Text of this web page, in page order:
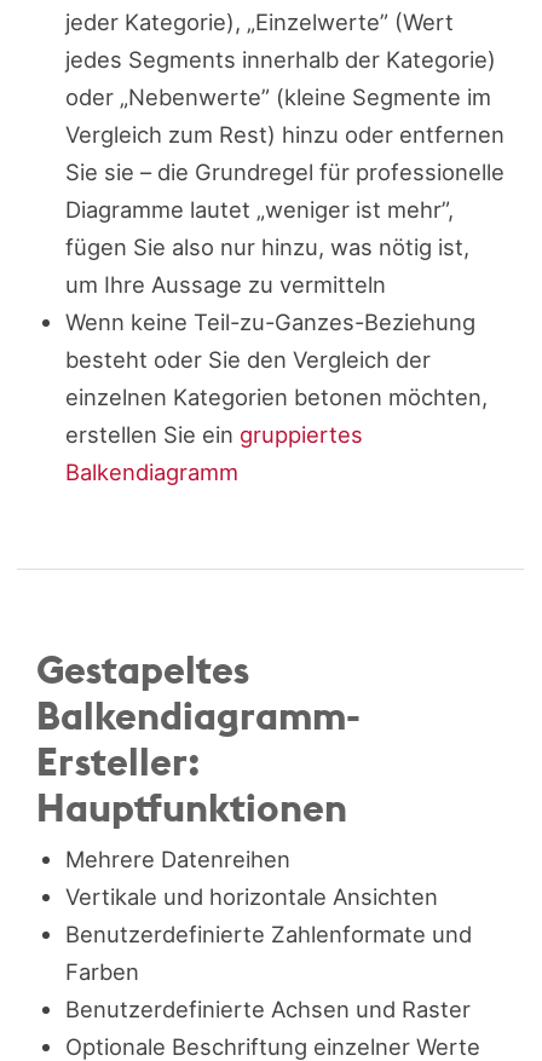
jeder Kategorie), „Einzelwerte” (Wert
jedes Segments innerhalb der Kategorie)
oder „Nebenwerte” (kleine Segmente im
Vergleich zum Rest) hinzu oder entfernen
Sie sie – die Grundregel für professionelle
Diagramme lautet „weniger ist mehr”,
fügen Sie also nur hinzu, was nötig ist,
um Ihre Aussage zu vermitteln
Wenn keine Teil-zu-Ganzes-Beziehung
besteht oder Sie den Vergleich der
einzelnen Kategorien betonen möchten,
erstellen Sie ein gruppiertes
Balkendiagramm
Gestapeltes
Balkendiagramm-
Ersteller:
Hauptfunktionen
Mehrere Datenreihen
Vertikale und horizontale Ansichten
Benutzerdefinierte Zahlenformate und
Farben
Benutzerdefinierte Achsen und Raster
Optionale Beschriftung einzelner Werte